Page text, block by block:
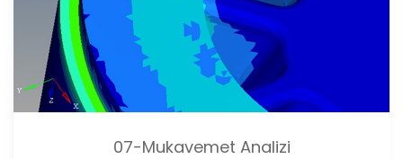
07-Mukavemet Analizi